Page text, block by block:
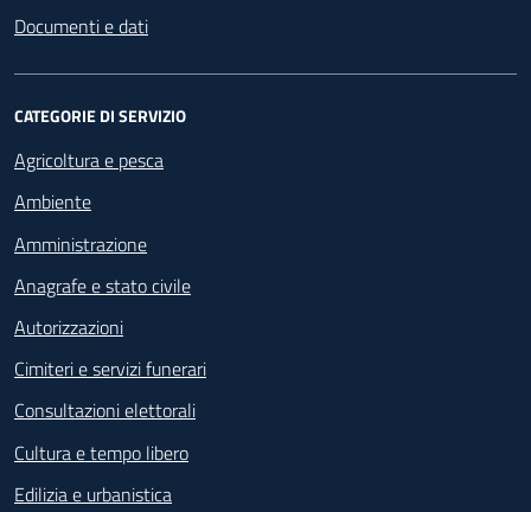
Documenti e dati
CATEGORIE DI SERVIZIO
Agricoltura e pesca
Ambiente
Amministrazione
Anagrafe e stato civile
Autorizzazioni
Cimiteri e servizi funerari
Consultazioni elettorali
Cultura e tempo libero
Edilizia e urbanistica